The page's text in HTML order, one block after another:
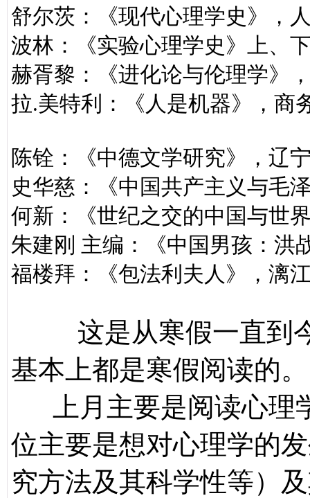
舒尔茨：《现代心理学史》，
波林：《实验心理学史》上、
赫胥黎：《进化论与伦理学》
拉.美特利：《人是机器》，商
陈铨：《中德文学研究》，辽
史华慈：《中国共产主义与毛
何新：《世纪之交的中国与世
朱建刚 主编：《中国男孩：洪
福楼拜：《包法利夫人》，漓
这是从寒假一直到
基本上都是寒假阅读的。
上月主要是阅读心理
位主要是想对心理学的
究方法及其科学性等）